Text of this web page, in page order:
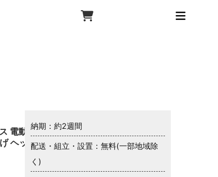
電動ベ
ヘッド
納期：約2週間
配送・組立・設置：無料(一部地域除
く)